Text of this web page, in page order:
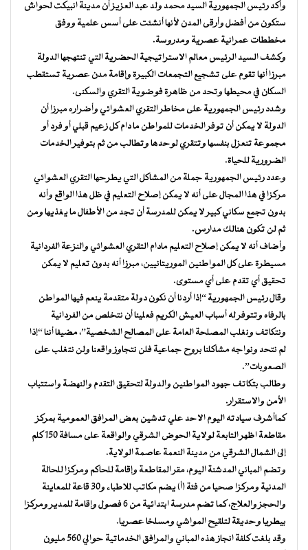
وأكد رئيس الجمهورية السيد محمد ولد عبد العزيز أن مدينة انبيكت لحواش
ستكون من أفضل وأرقى المدن لأنها أنشئت على أسس علمية ووفق
مخططات عمرانية عصرية ومدروسة.
وكشف السيد الرئيس معالم الاستراتيجية الحضرية التي تنتهجها الدولة
مبرزا أنها تقوم على تشجيع التجمعات الكبيرة وإقامة مدن عصرية تستقطب
السكان في محيطها وتحد من ظاهرة فوضوية التقري والسكنى.
وشدد رئيس الجمهورية على مخاطر التقري العشوائي وأضراره مبرزا أن
الدولة لا يمكن أن توفر الخدمات للمواطن ما دام كل زعيم قبلي أو فرد أو
مجموعة تنعزل بنفسها وتتقري لوحدها وتطالب من ثم بتوفير الخدمات
الضرورية للحياة.
وعدد رئيس الجمهورية جملة من المشاكل التي يطرحها التقري العشوائي
مركزا في هذا المجال على أنه لا يمكن إصلاح التعليم في ظل هذا الواقع وأنه
بدون تجمع سكاني كبير لا يمكن للمدرسة أن تجد من الأطفال ما يغذيها ومن
ثم لن تكون هنالك مدارس.
وأضاف أنه لا يمكن إصلاح التعليم مادام التقري العشوائي والنزعة الفردانية
مسيطرة على كل المواطنين الموريتانيين، مبرزا أنه بدون تعليم لا يمكن
تحقيق أي تقدم على أي مستوى.
وقال رئيس الجمهورية “إذا أردنا أن نكون دولة متقدمة ينعم فيها المواطن
بالرفاه وتتوفر له أسباب العيش الكريم فعلينا أن نتخلص من الفردانية
ونتكاتف ونغلب المصلحة العامة على المصالح الشخصية”، مضيفا أننا “إذا
لم نتحد ونواجه مشاكلنا بروح جماعية فلن نتجاوز واقعنا ولن نتغلب على
الصعوبات”.
وطالب بتكاتف جهود المواطنين والدولة لتحقيق التقدم والنهضة واستتباب
الأمن والاستقرار.
كماأشرف سيادته اليوم الاحد علي تدشين بعض المرافق العمومية بمركز
مقاطعة اظهر التابعة لولاية الحوض الشرقي والواقعة على مسافة 150 كلم
إلى الشمال الشرقي من مدينة النعمة عاصمة الولاية.
وتضم المباني المدشنة اليوم، مقر المقاطعة وإقامة للحاكم ومركزا للحالة
المدنية ومركزا صحيا من فئة (أ) يضم مكاتب للاطباء و30 قاعة للمعاينة
والحجز والعلاج، كما تضم مدرسة ابتدائية من 6 فصول وإقامة للمدير ومركزا
بيطريا وحديقة لتلقيح المواشي ومسلخا عصريا.
وقد بلغت كلفة انجاز هذه المباني والمرافق الخدماتية حوالي 560 مليون